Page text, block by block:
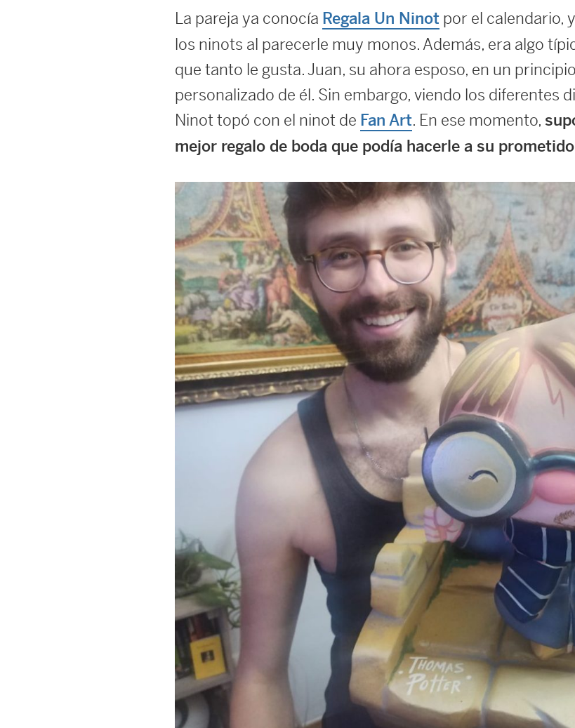
La pareja ya conocía Regala Un Ninot por el calendario,
los ninots al parecerle muy monos. Además, era algo
que tanto le gusta. Juan, su ahora esposo, en un
personalizado de él. Sin embargo, viendo los diferentes
Ninot topó con el ninot de Fan Art. En ese momento,
mejor regalo de boda que podía hacerle a su prometido